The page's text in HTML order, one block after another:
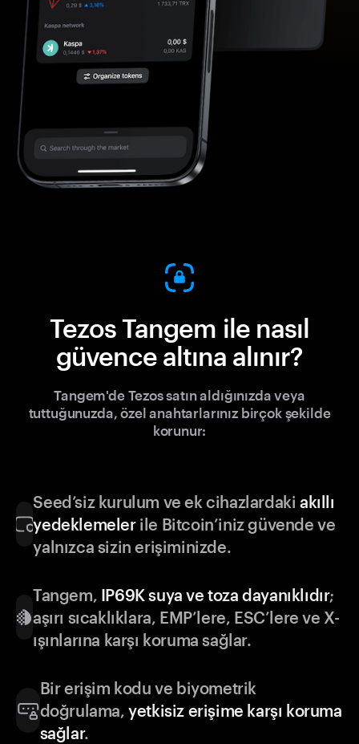
Tezos Tangem ile nasıl
güvence altına alınır?
Tangem'de Tezos satın aldığınızda veya
tuttuğunuzda, özel anahtarlarınız birçok şekilde
korunur:
Seed’siz kurulum ve ek cihazlardakiakıllı
yedeklemelerile Bitcoin’iniz güvende ve
yalnızca sizin erişiminizde.
Tangem, IP69K suya ve toza dayanıklıdır;
aşırı sıcaklıklara, EMP’lere, ESC’lere ve X-
ışınlarına karşı koruma sağlar.
Bir erişim kodu ve biyometrik
doğrulama,yetkisiz erişime karşı koruma
sağlar.